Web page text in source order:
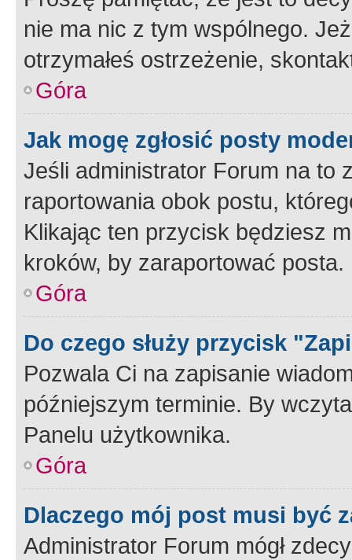
nie ma nic z tym wspólnego.
otrzymałeś ostrzeżenie,
Góra
Jak mogę zgłosić posty
Jeśli administrator Forum na to
raportowania obok postu,
Klikając ten przycisk będziesz
kroków, by zaraportować posta.
Góra
Do czego służy przycisk
Pozwala Ci na zapisanie
późniejszym terminie. By
Panelu użytkownika.
Góra
Dlaczego mój post musi być
Administrator Forum mógł